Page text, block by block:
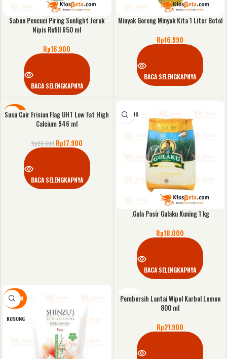
Sabun Pencuci Piring Sunlight Jeruk
Nipis Refill 650 ml
Rp16.900
BACA SELENGKAPNYA
Minyak Goreng Minyak Kita 1 Liter Botol
Rp16.990
BACA SELENGKAPNYA
DISKON
Susu Cair Frisian Flag UHT Low Fat High
Calcium 946 ml
Rp20.600 Rp17.900
BACA SELENGKAPNYA
KOSONG
.Gula Pasir Gulaku Kuning 1 kg
Rp18.000
BACA SELENGKAPNYA
DISKON
KOSONG
KOSONG
Pembersih Lantai Wipol Karbol Lemon
800 ml
Rp21.900